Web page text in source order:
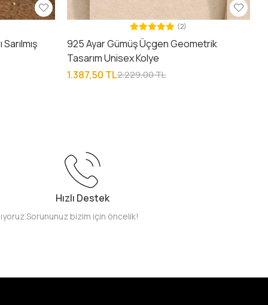
(2)
925 Ayar Gümüş Üçgen Geometrik
Tasarım Unisex Kolye
1.387,50 TL2.229,00 TL
Hızlı Destek
Sorununuz bizim için öncelik!